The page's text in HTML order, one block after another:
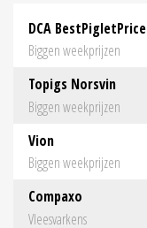
DCA BestPigletPrice
Biggen weekprijzen
Topigs Norsvin
Biggen weekprijzen
Vion
Biggen weekprijzen
Compaxo
Vleesvarkens